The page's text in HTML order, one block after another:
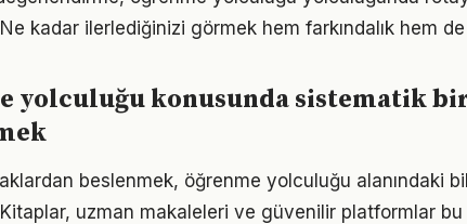
kadar ilerlediğinizi görmek hem farkındalık hem
yolculuğu konusunda sistematik
beslenmek, öğrenme yolculuğu alanındaki
uzman makaleleri ve güvenilir platformlar